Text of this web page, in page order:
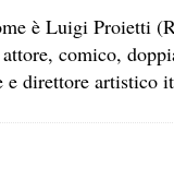
è Luigi Proietti
comico,
e direttore artistico